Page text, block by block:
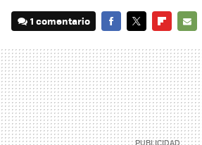
1 comentario
MAIL